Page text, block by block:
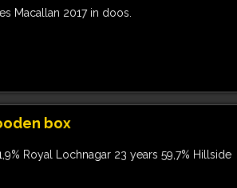
Macallan 2017 in doos.
box
Royal Lochnagar 23 years 59,7% Hillside